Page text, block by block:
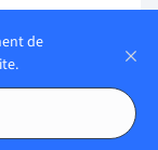
de
de